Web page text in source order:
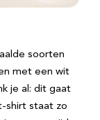
soorten
met een wit
je al: dit gaat
shirt staat zo